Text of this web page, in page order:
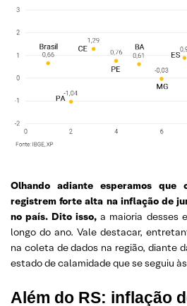
Olhando adiante esperamos que
registrem forte alta na inflação de
no país. Dito isso,a maioria desses
longo do ano. Vale destacar,
na coleta de dados na região, diante
estado de calamidade que se seguiu
Além do RS: inflação